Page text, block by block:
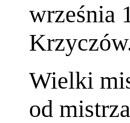
września
Wielki
od